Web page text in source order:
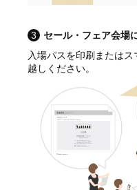
3
セール・フェア会場
入場パスを印刷または
越しください。